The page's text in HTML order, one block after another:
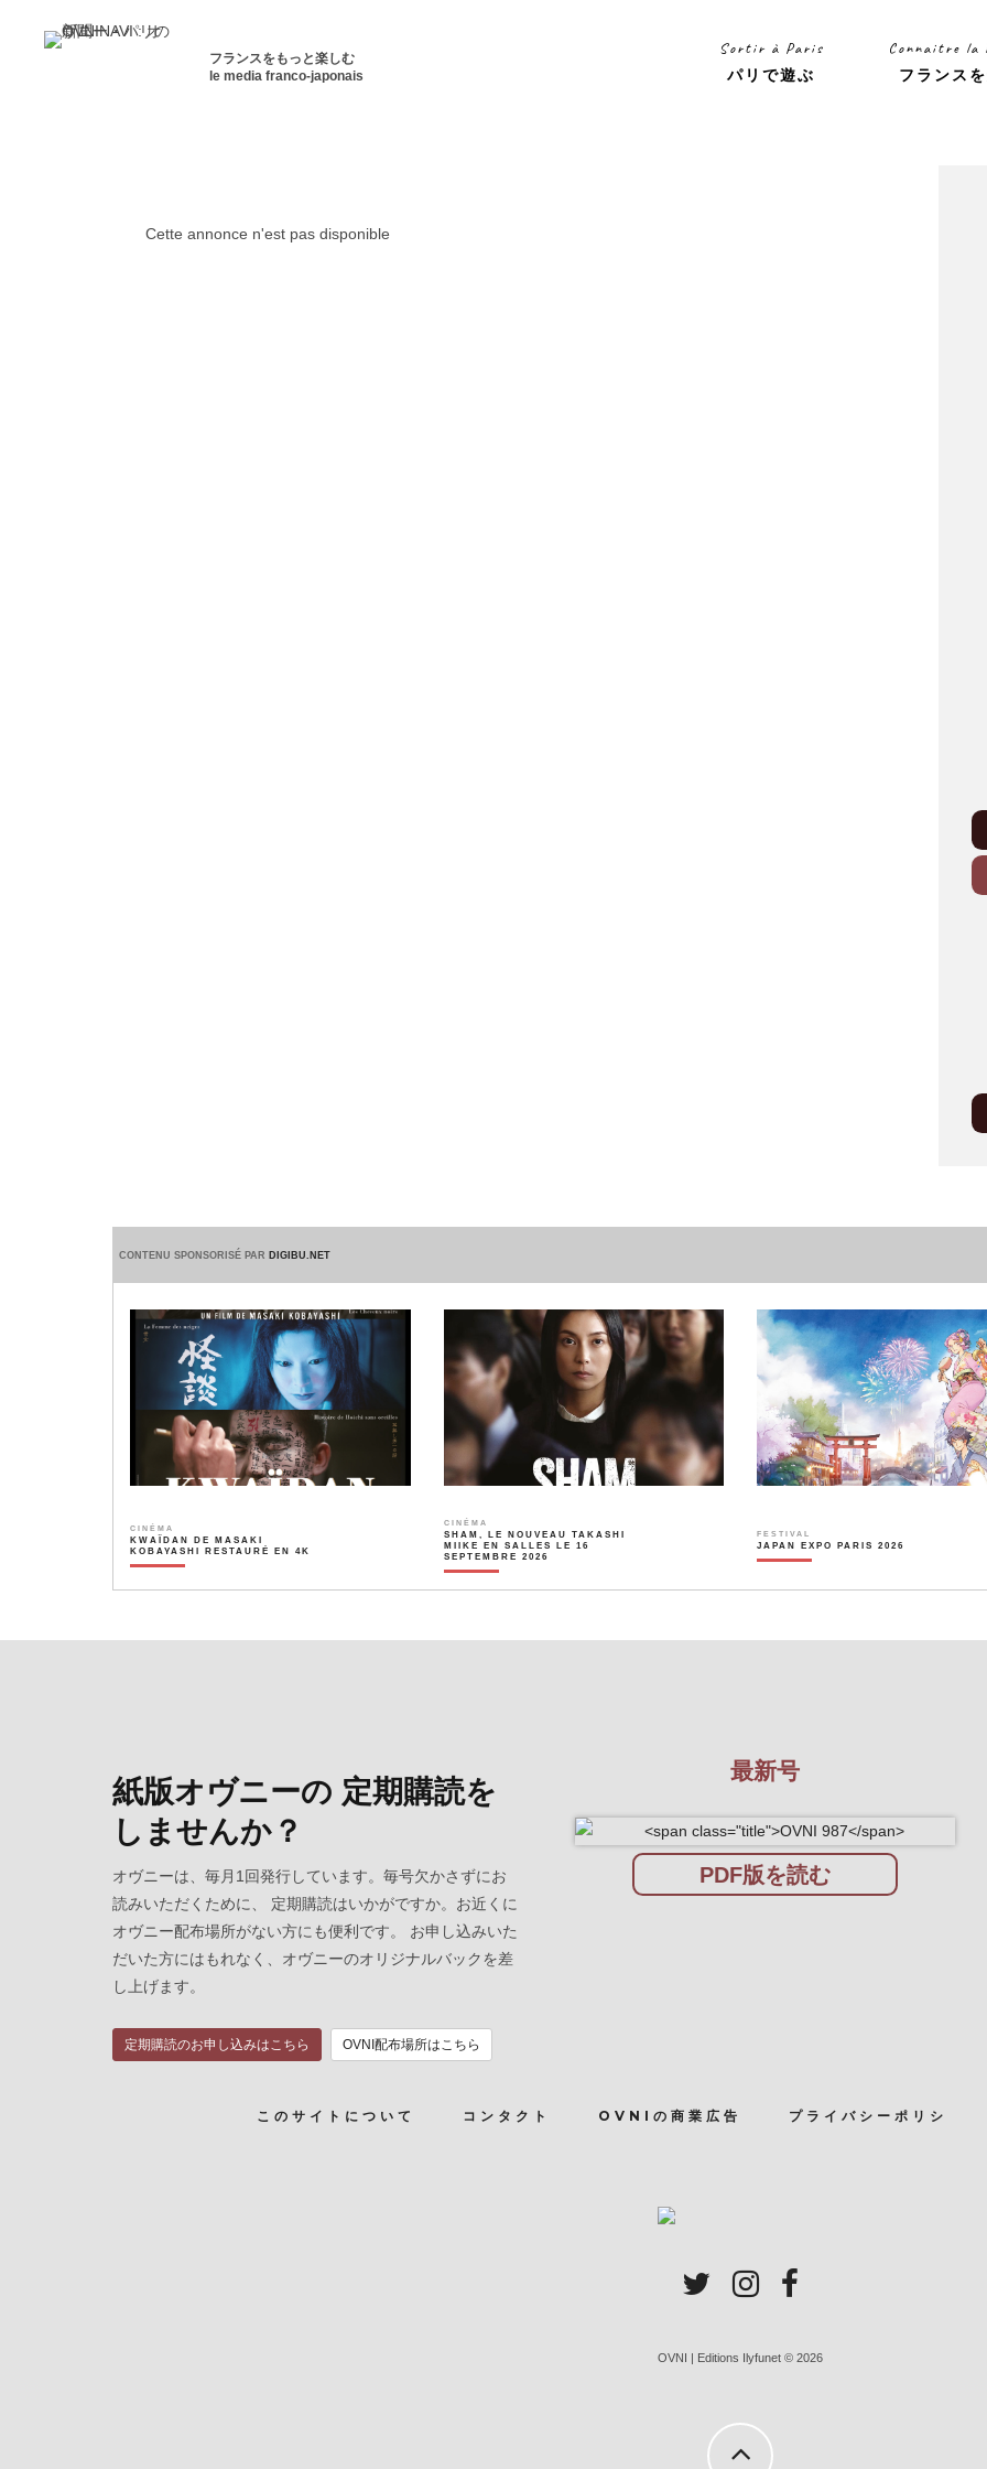
フランスをもっと楽しむ
le media franco-japonais
Sortir à Paris
パリで遊ぶ
Connaitre la
フランス
Cette annonce n'est pas disponible
CONTENU SPONSORISÉ PAR DIGIBU.NET
CINÉMA
KWAÏDAN DE MASAKI
KOBAYASHI RESTAURÉ EN 4K
CINÉMA
SHAM, LE NOUVEAU TAKASHI
MIIKE EN SALLES LE 16
SEPTEMBRE 2026
FESTIVAL
JAPAN EXPO PARIS 2026
紙版オヴニーの 定期購読を
しませんか？
オヴニーは、毎月1回発行しています。毎号欠かさずにお
読みいただくために、 定期購読はいかがですか。お近くに
オヴニー配布場所がない方にも便利です。 お申し込みいた
だいた方にはもれなく、オヴニーのオリジナルバックを差
し上げます。
定期購読のお申し込みはこちら OVNI配布場所はこちら
最新号
PDF版を読む
このサイトについて コンタクト OVNIの商業広告 プライバシーポリシ
OVNI | Editions Ilyfunet © 2026